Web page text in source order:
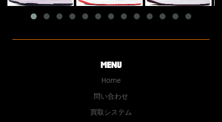
Home
問い合わせ
買取システム